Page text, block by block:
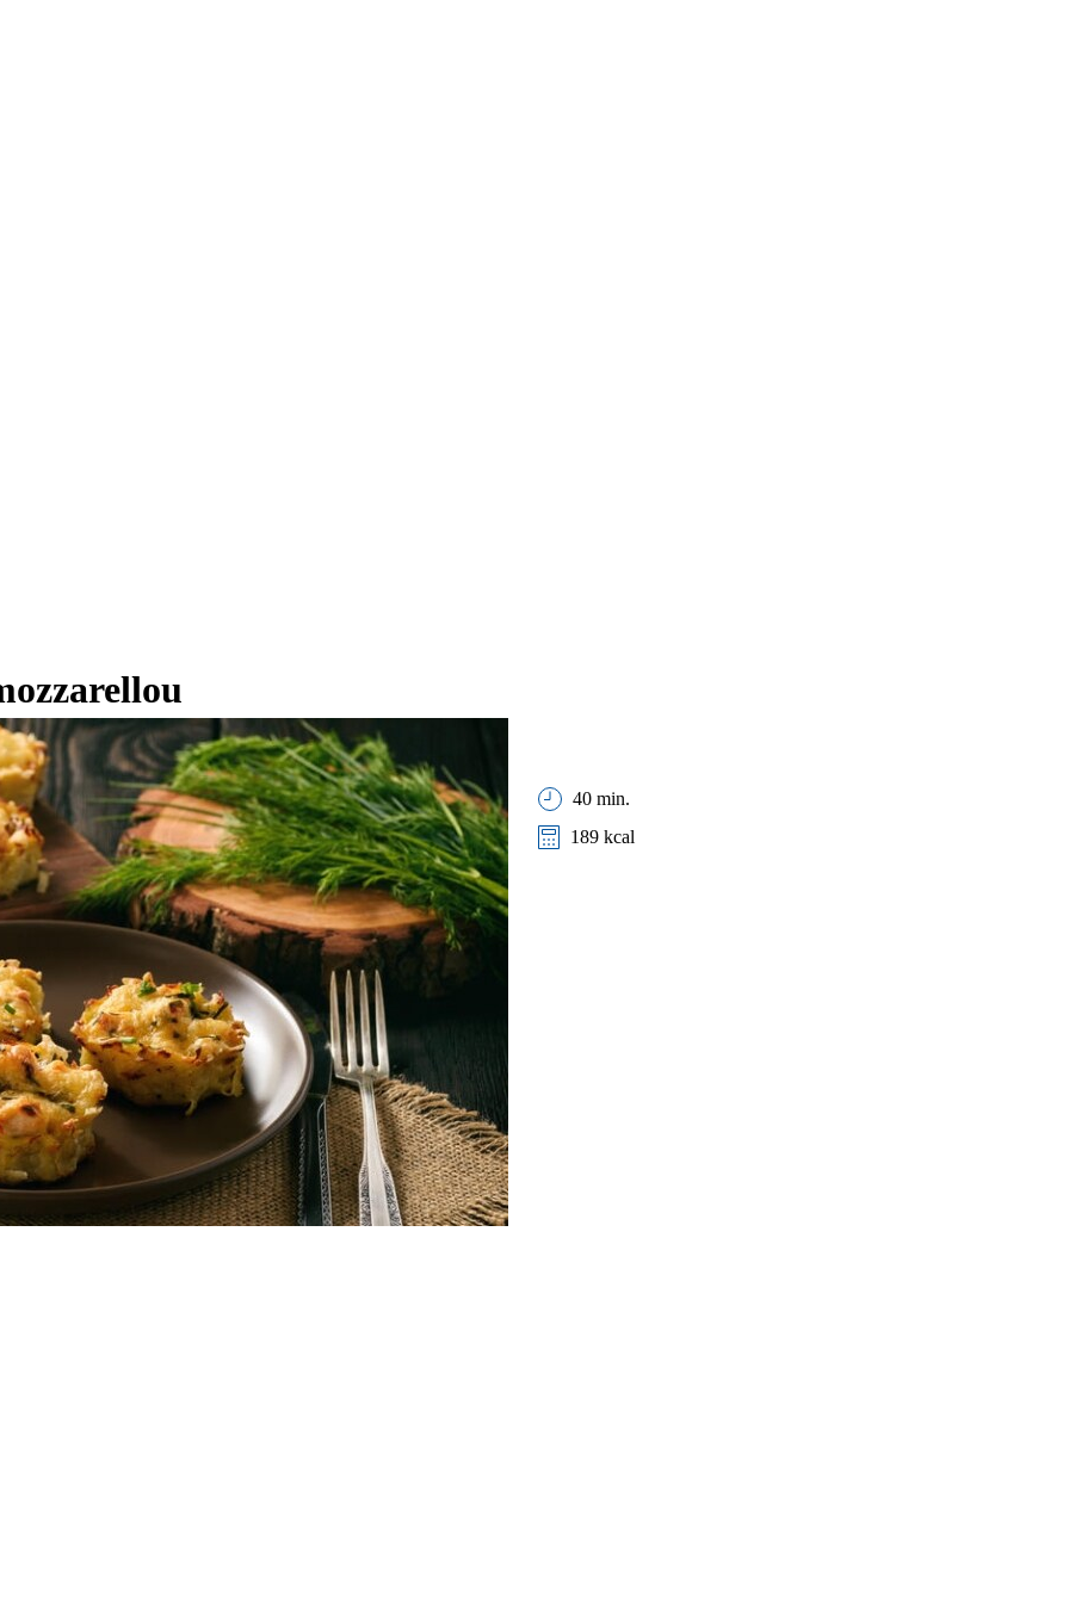
40 min.
189 kcal